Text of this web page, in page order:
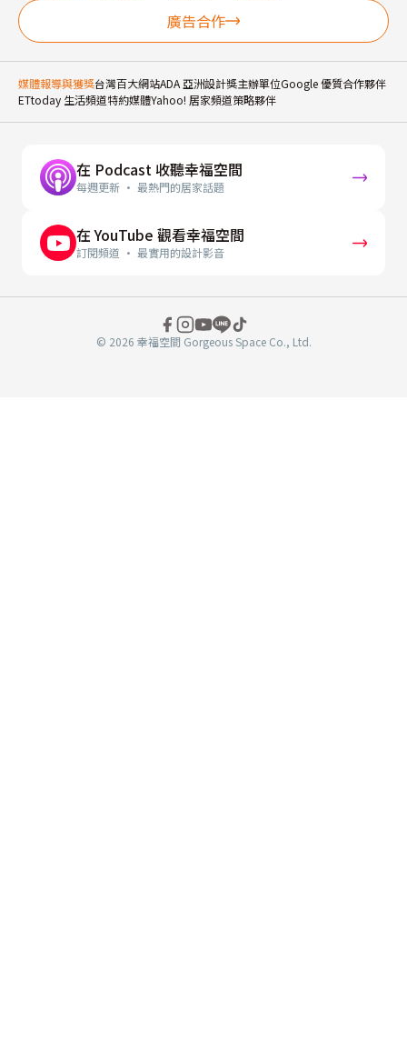
廣告合作
媒體報導與獲獎台灣百大網站ADA 亞洲設計獎主辦單位Google 優質合作夥伴
ETtoday 生活頻道特約媒體Yahoo! 居家頻道策略夥伴
在 Podcast 收聽幸福空間
每週更新 · 最熱門的居家話題
在 YouTube 觀看幸福空間
訂閱頻道 · 最實用的設計影音
© 2026 幸福空間 Gorgeous Space Co., Ltd.